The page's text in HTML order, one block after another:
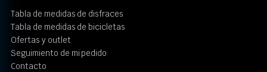
Tabla de medidas de disfraces
Tabla de medidas de bicicletas
Ofertas y outlet
Seguimiento de mi pedido
Contacto